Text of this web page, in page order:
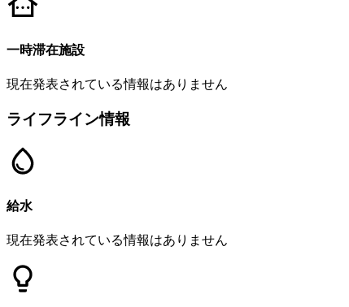
一時滞在施設
現在発表されている情報はありません
ライフライン情報
給水
現在発表されている情報はありません